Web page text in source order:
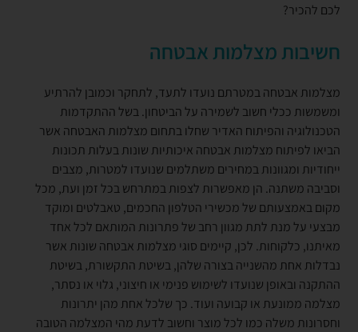
לכם להכיר?
חשיבות מצלמות אבטחה
מצלמות אבטחה במטרתם נועדו לתעד, לתחקר וכמובן להרתיע
ומשמשות ככלי חשוב לשמירה על הביטחון. בשל ההתקדמות
הטכנולוגיה והפיתוח האדיר שחלו בתחום מצלמות האבטחה אשר
הביאו לפיתוח מצלמות אבטחה איכותיות שונות בעלות תכונות
ייחודיות ומגוונות במחירים משתלמים שנועדו למטרות, מצבים
וסביבה משתנה. הן מאפשרות לצפות במתרחש בכל זמן ועת, מכל
מקום באמצעותם של מכשירי הטלפון החכמים, טאבלטים ומוקד
מבצעי על מנת לתת מגוון רחב של פתרונות המותאם לכל אחד
מאיתנו, כלקוחות. לכן, קיימים סוגי מצלמות אבטחה שונות אשר
נבדלות אחת מהשנייה בצורה שלהן, בשיטת התקשורת, בשיטת
ההתקנה ובאופן שנועדו לשימוש פנימי או חיצוני, גלוי או נסתר,
מצלמה ממונעת או קבועה ועוד. כך שלכל אחת מהן יתרונות
וחסרונות משלה כמו לכל מוצר וחשוב לדעת מהי המצלמה הטובה